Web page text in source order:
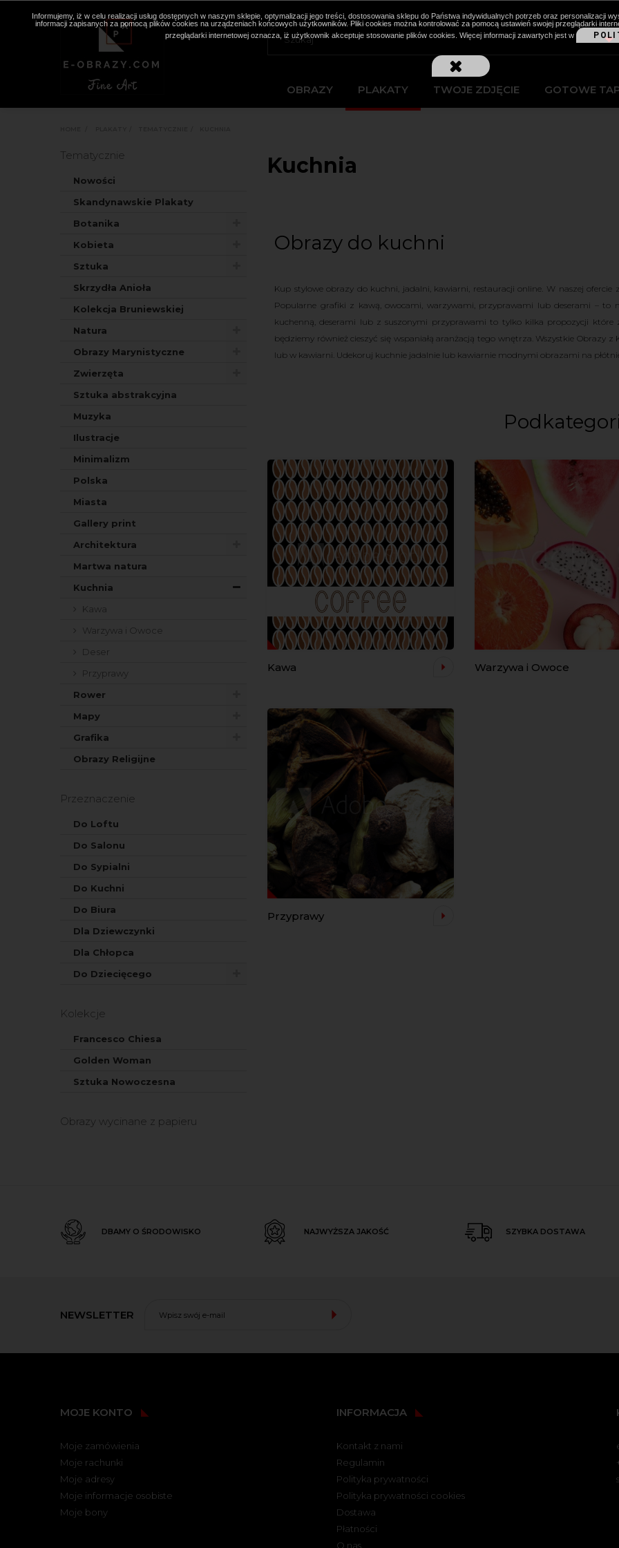
OBRAZY PLAKATY TWOJE ZDJĘCIE GOTOWE
Tematycznie
Nowości
Skandynawskie Plakaty
Botanika
Kobieta
Sztuka
Skrzydła Anioła
Kolekcja Bruniewskiej
Natura
Obrazy Marynistyczne
Zwierzęta
Sztuka abstrakcyjna
Muzyka
Ilustracje
Minimalizm
Polska
Miasta
Gallery print
Architektura
Martwa natura
Kuchnia
Kawa
Warzywa i Owoce
Deser
Przyprawy
Rower
Mapy
Grafika
Obrazy Religijne
Przeznaczenie
Do Loftu
Do Salonu
Do Sypialni
Do Kuchni
Do Biura
Dla Dziewczynki
Dla Chłopca
Do Dziecięcego
Kolekcje
Francesco Chiesa
Golden Woman
Sztuka Nowoczesna
Obrazy wycinane z papieru
Kuchnia
Obrazy do kuchni
Kup stylowe obrazy do kuchni, jadalni, kawiarni, restauracji online. W naszej ofercie
Popularne grafiki z kawą, owocami, warzywami, przyprawami lub deserami – to
kuchenną, deserami lub z suszonymi przyprawami to tylko kilka propozycji które
będziemy również cieszyć się wspaniałą aranżacją tego wnętrza. Wszystkie Obrazy z
lub w kawiarni. Udekoruj kuchnie jadalnie lub kawiarnie modnymi obrazami na
Kawa Warzywa i Owoce
Przyprawy
DBAMY O ŚRODOWISKO NAJWYŻSZA JAKOŚĆ SZYBKA DOSTAWA
NEWSLETTER
MOJE KONTO
Moje zamówienia
Moje rachunki
Moje adresy
Moje informacje osobiste
Moje bony
INFORMACJA
Kontakt z nami
Regulamin
Polityka prywatności
Polityka prywatności cookies
Dostawa
Płatności
O nas
Informujemy, iż w celu realizacji usług dostępnych w naszym sklepie, optymalizacji jego treści, dostosowania sklepu do Państwa indywidualnych potrzeb oraz personalizacji
informacji zapisanych za pomocą plików cookies na urządzeniach końcowych użytkowników. Pliki cookies można kontrolować za pomocą ustawień swojej przeglądarki
przeglądarki internetowej oznacza, iż użytkownik akceptuje stosowanie plików cookies. Więcej informacji zawartych jest w